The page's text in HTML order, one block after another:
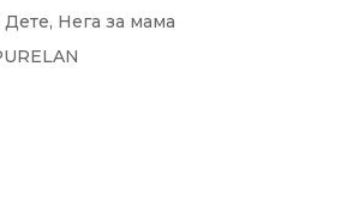
Дете, Нега за мама